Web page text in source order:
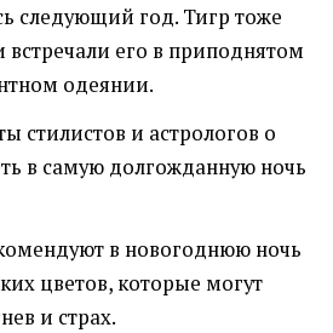
следующий год. Тигр тоже
его в приподнятом
одеянии.
стилистов и астрологов о
в самую долгожданную ночь
в новогоднюю ночь
цветов, которые могут
и страх.